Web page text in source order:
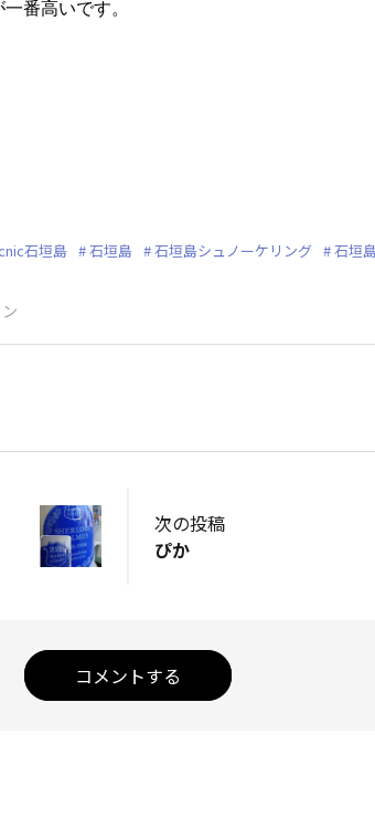
番高いです。
石垣島 石垣島 石垣島シュノーケリング
石垣
次の投稿
ぴか
コメントする